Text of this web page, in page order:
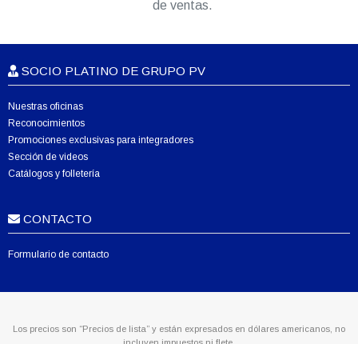
de ventas.
SOCIO PLATINO DE GRUPO PV
Nuestras oficinas
Reconocimientos
Promociones exclusivas para integradores
Sección de videos
Catálogos y folletería
CONTACTO
Formulario de contacto
Los precios son “Precios de lista” y están expresados en dólares americanos, no